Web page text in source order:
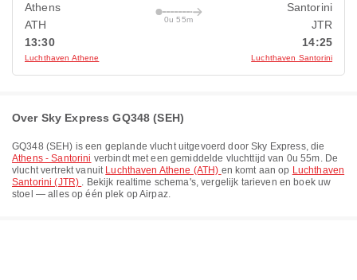
Athens
ATH
13:30
Luchthaven Athene
0u 55m
Santorini
JTR
14:25
Luchthaven Santorini
Over Sky Express GQ348 (SEH)
GQ348 (SEH) is een geplande vlucht uitgevoerd doorSky Express, die
Athens - Santorini verbindt met een gemiddelde vluchttijd van 0u 55m. De
vlucht vertrekt vanuit Luchthaven Athene (ATH) en komt aan op Luchthaven
Santorini (JTR) . Bekijk realtime schema's, vergelijk tarieven en boek uw
stoel — alles op één plek op Airpaz.